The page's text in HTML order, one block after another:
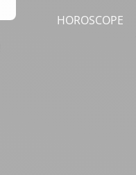
HOROSCOPE